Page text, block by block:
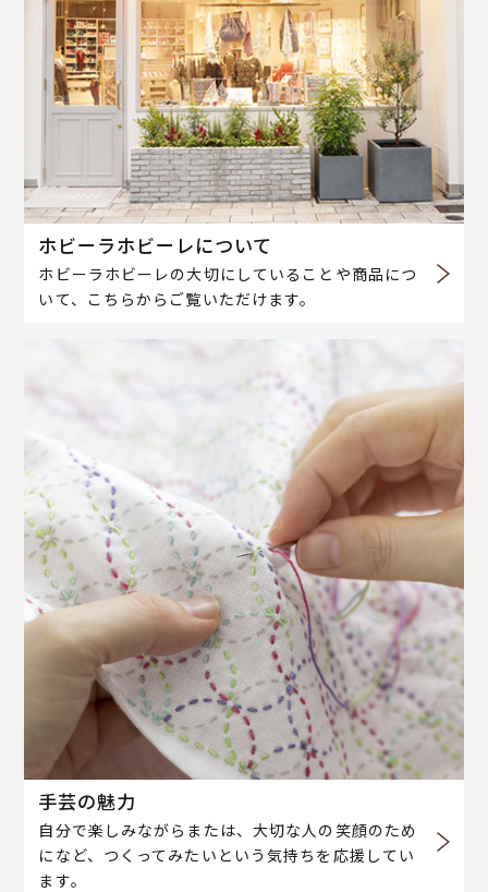
ホビーラホビーレについて
ホビーラホビーレの大切にしていることや商品につ
いて、こちらからご覧いただけます。
手芸の魅力
自分で楽しみながらまたは、大切な人の笑顔のため
になど、つくってみたいという気持ちを応援してい
ます。